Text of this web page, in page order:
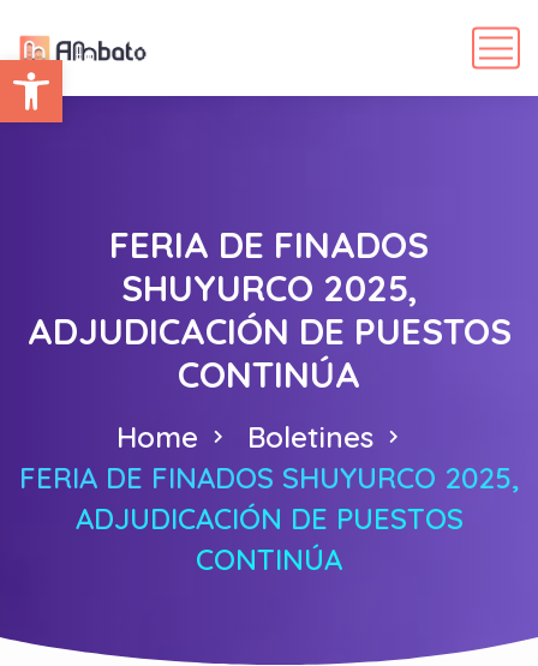
Abrir barra de herramientas
FERIA DE FINADOS
SHUYURCO 2025,
ADJUDICACIÓN DE PUESTOS
CONTINÚA
Home
Boletines
FERIA DE FINADOS SHUYURCO 2025,
ADJUDICACIÓN DE PUESTOS
CONTINÚA